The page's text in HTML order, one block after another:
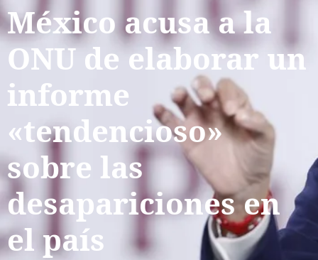
México acusa a la
ONU de elaborar un
informe
«tendencioso»
sobre las
desapariciones en
el país